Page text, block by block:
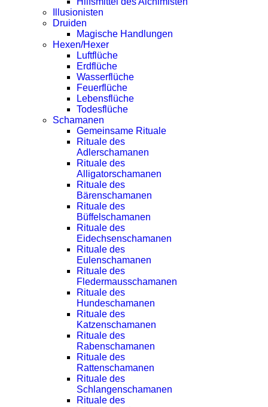
Illusionisten
Druiden
Magische Handlungen
Hexen/Hexer
Luftflüche
Erdflüche
Wasserflüche
Feuerflüche
Lebensflüche
Todesflüche
Schamanen
Gemeinsame Rituale
Rituale des
Adlerschamanen
Rituale des
Alligatorschamanen
Rituale des
Bärenschamanen
Rituale des
Büffelschamanen
Rituale des
Eidechsenschamanen
Rituale des
Eulenschamanen
Rituale des
Fledermausschamanen
Rituale des
Hundeschamanen
Rituale des
Katzenschamanen
Rituale des
Rabenschamanen
Rituale des
Rattenschamanen
Rituale des
Schlangenschamanen
Rituale des